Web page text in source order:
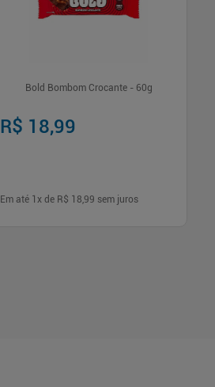
Bold Bombom Crocante - 60g
R$ 18,99
Em até 1 x de R$ 18,99 sem juros